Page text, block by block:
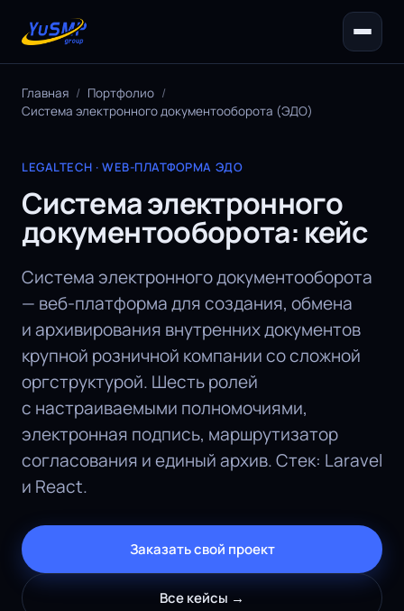
Главная / Портфолио /
Система электронного документооборота (ЭДО)
LEGALTECH · WEB-ПЛАТФОРМА ЭДО
Система электронного
документооборота: кейс
Система электронного документооборота
— веб-платформа для создания, обмена
и архивирования внутренних документов
крупной розничной компании со сложной
оргструктурой. Шесть ролей
с настраиваемыми полномочиями,
электронная подпись, маршрутизатор
согласования и единый архив. Стек: Laravel
и React.
Заказать свой проект
Все кейсы →